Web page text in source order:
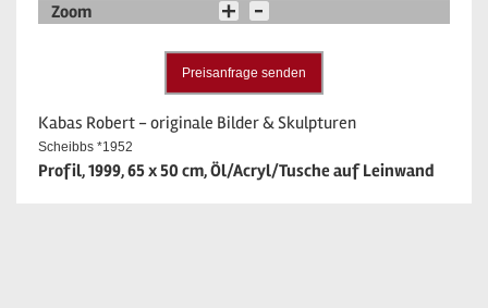
Zoom
Preisanfrage senden
Kabas Robert - originale Bilder & Skulpturen
Scheibbs *1952
Profil, 1999, 65 x 50 cm, Öl/Acryl/Tusche auf Leinwand